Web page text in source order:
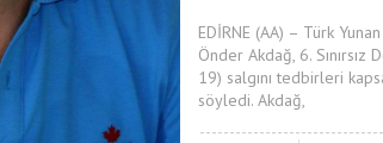
EDİRNE (AA) – Türk
Önder Akdağ, 6.
19) salgını tedbirleri
söyledi. Akdağ,